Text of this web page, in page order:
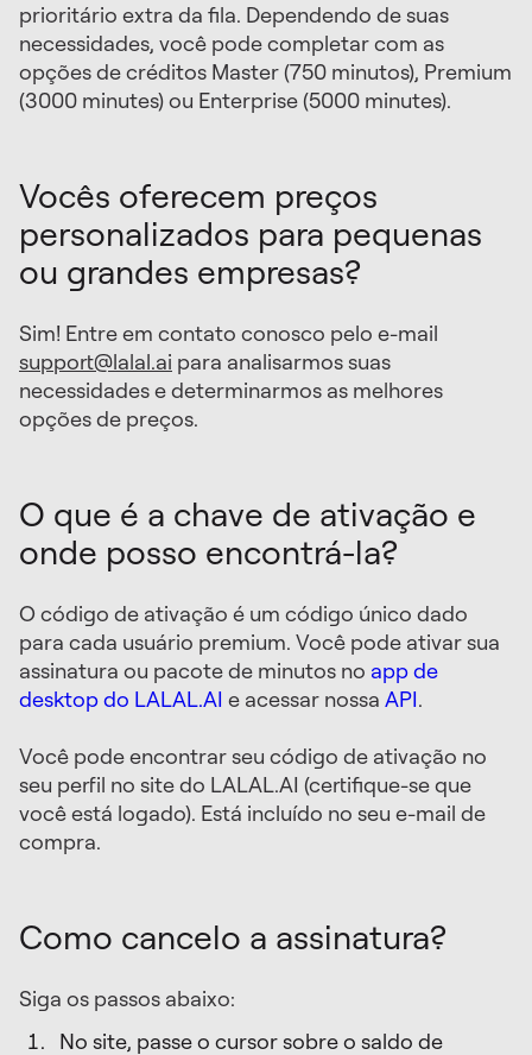
prioritário extra da fila. Dependendo de suas
necessidades, você pode completar com as
opções de créditos Master (750 minutos), Premium
(3000 minutes) ou Enterprise (5000 minutes).
Vocês oferecem preços
personalizados para pequenas
ou grandes empresas?
Sim! Entre em contato conosco pelo e-mail
support@lalal.ai para analisarmos suas
necessidades e determinarmos as melhores
opções de preços.
O que é a chave de ativação e
onde posso encontrá-la?
O código de ativação é um código único dado
para cada usuário premium. Você pode ativar sua
assinatura ou pacote de minutos no app de
desktop do LALAL.AI e acessar nossa API.
Você pode encontrar seu código de ativação no
seu perfil no site do LALAL.AI (certifique-se que
você está logado). Está incluído no seu e-mail de
compra.
Como cancelo a assinatura?
Siga os passos abaixo:
No site, passe o cursor sobre o saldo de